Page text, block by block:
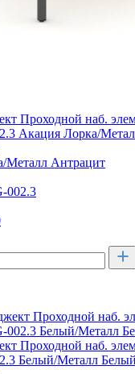
Проходной наб.
Акация Лорка/
Металл Антрацит
002.3
Проходной наб.
Белый/Металл